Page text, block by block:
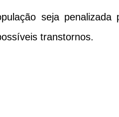
seja
transtornos.